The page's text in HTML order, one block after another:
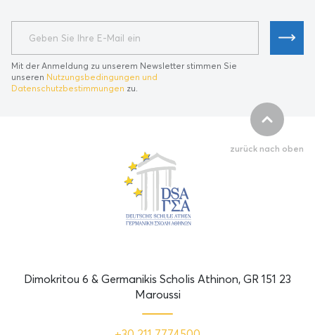
Mit der Anmeldung zu unserem Newsletter stimmen Sie
unseren Nutzungsbedingungen und
Datenschutzbestimmungen zu.
zurück nach oben
Dimokritou 6 & Germanikis Scholis Athinon, GR 151 23
Maroussi